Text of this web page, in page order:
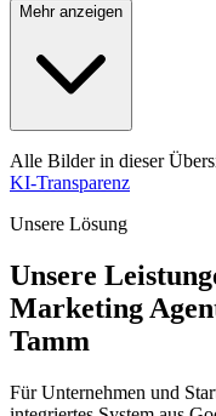
ist das teuer, weil
klarer
aus Besuchern
Mehr anzeigen
Alle Bilder in dieser
KI-Transparenz
Unsere Lösung
Unsere
Marketing
Tamm
Für Unternehmen und